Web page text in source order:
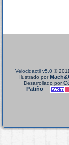
Velocidactil v5.0 ©
Ilustrado por
Desarrollado por
Patiño